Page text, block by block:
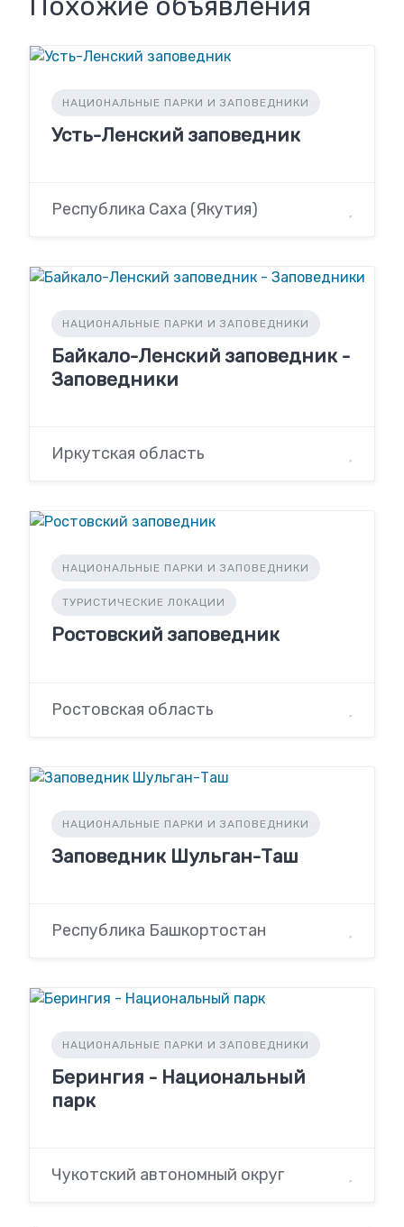
НАЦИОНАЛЬНЫЕ ПАРКИ И ЗАПОВЕДНИКИ
Усть-Ленский заповедник
Республика Саха (Якутия)
НАЦИОНАЛЬНЫЕ ПАРКИ И ЗАПОВЕДНИКИ
Байкало-Ленский заповедник -
Заповедники
Иркутская область
НАЦИОНАЛЬНЫЕ ПАРКИ И ЗАПОВЕДНИКИ
ТУРИСТИЧЕСКИЕ ЛОКАЦИИ
Ростовский заповедник
Ростовская область
НАЦИОНАЛЬНЫЕ ПАРКИ И ЗАПОВЕДНИКИ
Заповедник Шульган-Таш
Республика Башкортостан
НАЦИОНАЛЬНЫЕ ПАРКИ И ЗАПОВЕДНИКИ
Берингия - Национальный
парк
Чукотский автономный округ